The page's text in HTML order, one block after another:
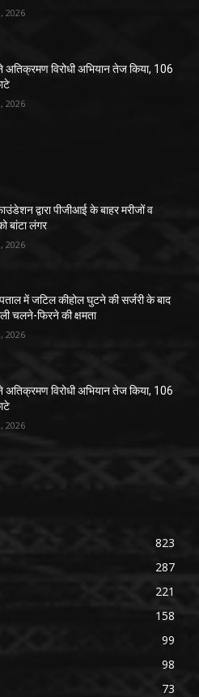
2026
अतिक्रमण विरोधी अभियान तेज किया, 106
2026
द्वारा पीजीआई के बाहर मरीजों व
बांटा लंगर
2026
में जटिल कीहोल घुटने की सर्जरी के बाद
चलने-फिरने की क्षमता
2026
अतिक्रमण विरोधी अभियान तेज किया, 106
2026
823
287
221
158
99
98
73